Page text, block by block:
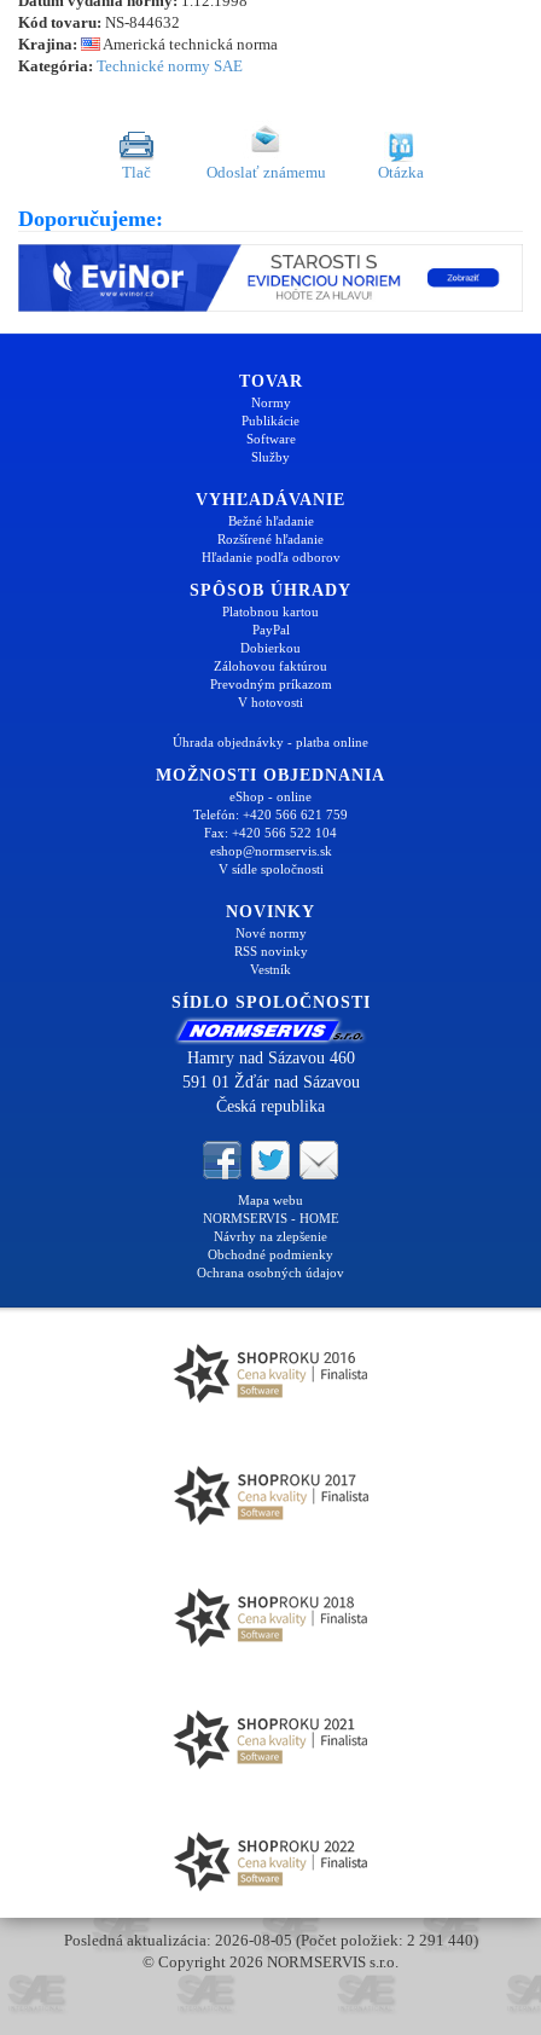
Kód tovaru: NS-844632
Krajina:
Americká technická norma
Kategória: Technické normy SAE
Tlač Odoslať známemu Otázka
Doporučujeme:
TOVAR
Normy
Publikácie
Software
Služby
VYHĽADÁVANIE
Bežné hľadanie
Rozšírené hľadanie
Hľadanie podľa odborov
SPÔSOB ÚHRADY
Platobnou kartou
PayPal
Dobierkou
Zálohovou faktúrou
Prevodným príkazom
V hotovosti
Úhrada objednávky - platba online
MOŽNOSTI OBJEDNANIA
eShop - online
Telefón: +420 566 621 759
Fax: +420 566 522 104
eshop@normservis.sk
V sídle spoločnosti
NOVINKY
Nové normy
RSS novinky
Vestník
SÍDLO SPOLOČNOSTI
Hamry nad Sázavou 460
591 01 Žďár nad Sázavou
Česká republika
Mapa webu
NORMSERVIS - HOME
Návrhy na zlepšenie
Obchodné podmienky
Ochrana osobných údajov
Posledná aktualizácia: 2026-08-05 (Počet položiek: 2 291 440)
© Copyright 2026 NORMSERVIS s.r.o.